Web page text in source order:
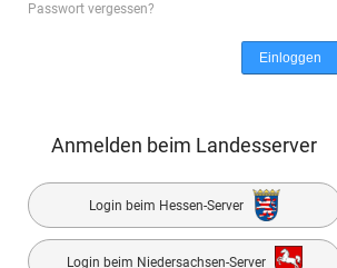
Passwort vergessen?
Anmelden beim Landesserver
Login beim Hessen-Server
Login beim Niedersachsen-Server